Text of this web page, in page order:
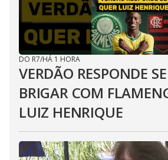
DO R7/HÁ 1 HORA
VERDÃO RESPONDE
BRIGAR COM
LUIZ HENRIQUE